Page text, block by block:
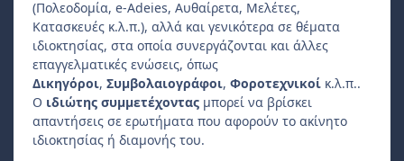
(Πολεοδομία, e-Adeies, Αυθαίρετα, Μελέτες,
Κατασκευές κ.λ.π.), αλλά και γενικότερα σε θέματα
ιδιοκτησίας, στα οποία συνεργάζονται και άλλες
επαγγελματικές ενώσεις, όπως
Δικηγόροι, Συμβολαιογράφοι, Φοροτεχνικοί κ.λ.π..
Ο ιδιώτης συμμετέχοντας μπορεί να βρίσκει
απαντήσεις σε ερωτήματα που αφορούν το ακίνητο
ιδιοκτησίας ή διαμονής του.